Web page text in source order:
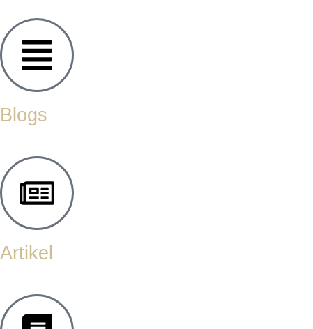
Blogs
Artikel